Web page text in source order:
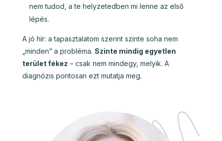
nem tudod, a te helyzetedben mi lenne az első
lépés.
A jó hír: a tapasztalatom szerint szinte soha nem
„minden” a probléma. Szinte mindig egyetlen
terület fékez – csak nem mindegy, melyik. A
diagnózis pontosan ezt mutatja meg.